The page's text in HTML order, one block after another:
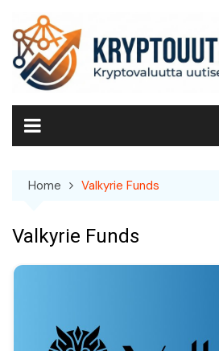
content
Home Valkyrie Funds
Valkyrie Funds